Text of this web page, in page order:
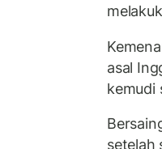
asal
kemudi
setelah